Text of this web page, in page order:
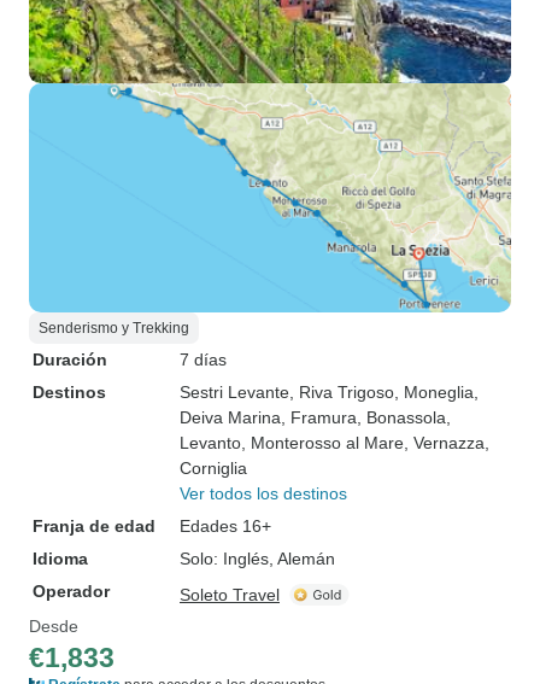
Senderismo y Trekking
Duración
7 días
Destinos
Sestri Levante , Riva Trigoso , Moneglia
Deiva Marina , Framura , Bonassola
Levanto , Monterosso al Mare , Vernazza
Corniglia
Ver todos los destinos
Franja de edad
Edades 16+
Idioma
Solo: Inglés, Alemán
Operador
Soleto Travel
Desde
€1,833